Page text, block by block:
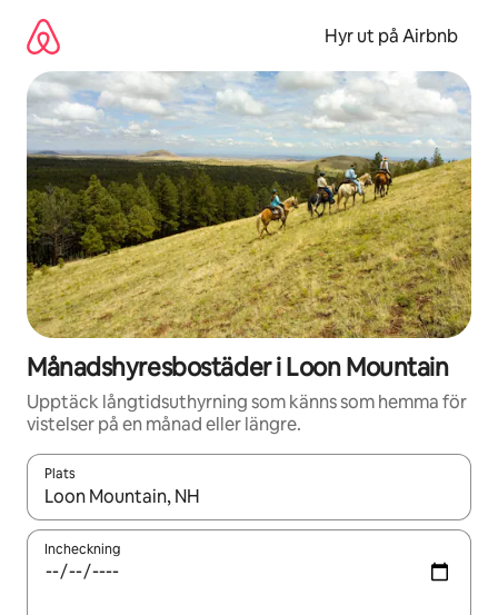
innehåll
Hyr ut på Airbnb
Månadshyresbostäder i Loon Mountain
Upptäck långtidsuthyrning som känns som hemma för
vistelser på en månad eller längre.
Plats
När resultaten är tillgängliga kan du navigera med upp- och
Incheckning